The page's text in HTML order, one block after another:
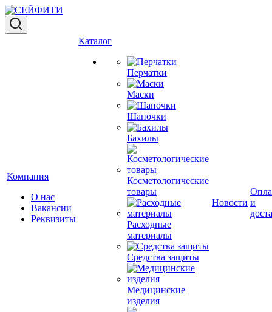
Компания
О нас
Вакансии
Реквизиты
Каталог
Перчатки
Маски
Шапочки
Бахилы
Косметологические
товары
Расходные
материалы
Средства защиты
Медицинские
изделия
Новости и